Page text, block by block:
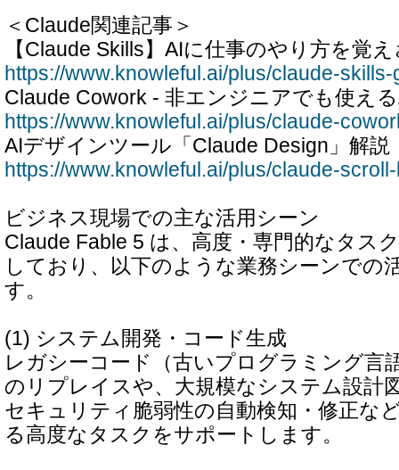
＜Claude関連記事＞
【Claude Skills】AIに仕事のやり方を覚
https://www.knowleful.ai/plus/claude-skills-
Claude Cowork - 非エンジニアでも使え
https://www.knowleful.ai/plus/claude-
AIデザインツール「Claude Design」解説
https://www.knowleful.ai/plus/claude-
ビジネス現場での主な活用シーン
Claude Fable 5 は、高度・専門的なタス
しており、以下のような業務シーンでの
す。
(1) システム開発・コード生成
レガシーコード（古いプログラミング言
のリプレイスや、大規模なシステム設計
セキュリティ脆弱性の自動検知・修正な
る高度なタスクをサポートします。